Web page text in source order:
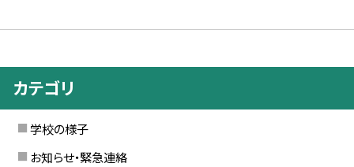
カテゴリ
学校の様子
お知らせ・緊急連絡